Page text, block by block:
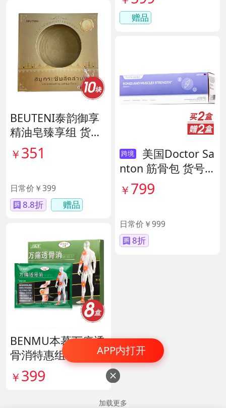
APP内打开

BEUTENI泰韵御享
精油皂臻享组 货号
140122
￥ 351
日常价￥399
8.8折 赠品
BENMU本慕万痛透
骨消特惠组 货号13
5254
￥ 399
赠品
跨境
美国Doctor Sa
nton 筋骨包 货号1
40417
￥ 799
日常价￥999
8折
加载更多